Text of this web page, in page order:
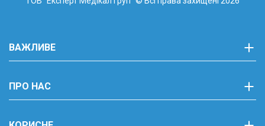
ВАЖЛИВЕ
ПРО НАС